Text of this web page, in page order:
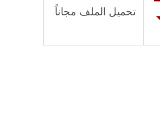
تحميل الملف مجاناً